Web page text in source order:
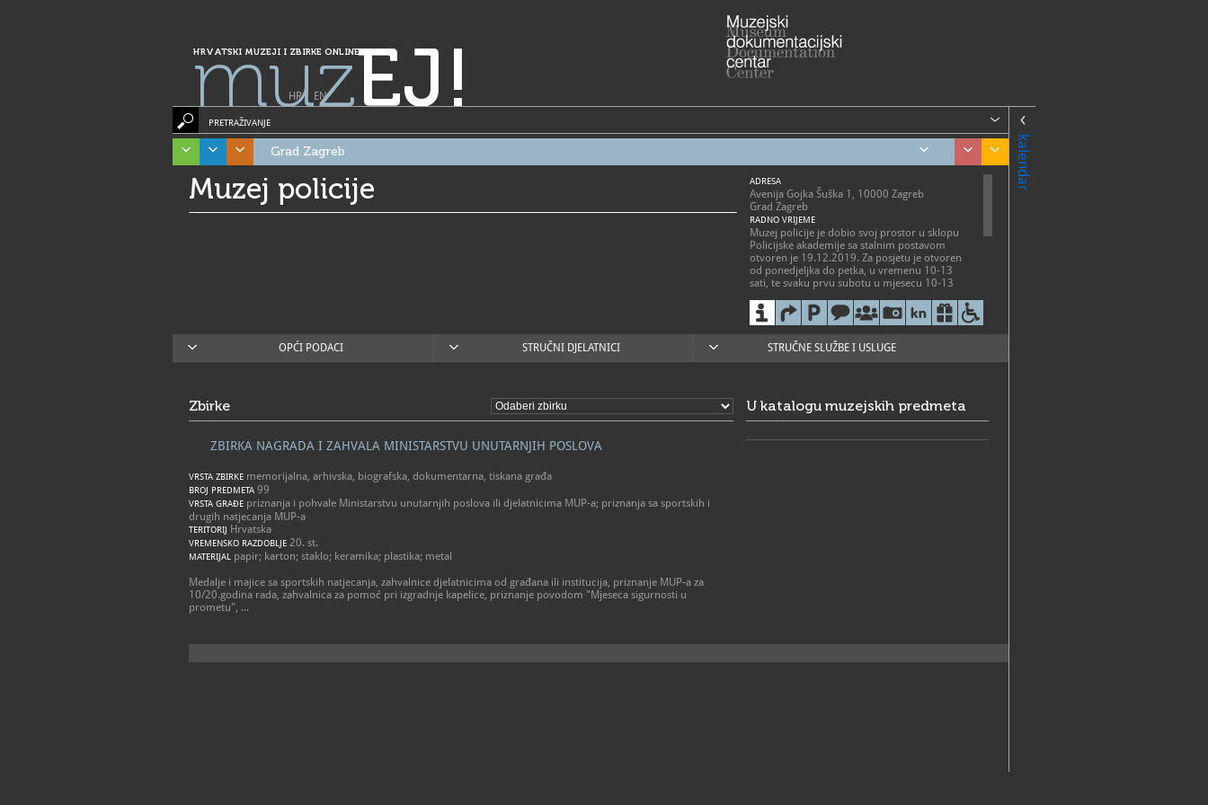
HRVATSKI MUZEJI I ZBIRKE ONLINE
muzEJ!
HR| EN
kalendar
PRETRAŽIVANJE
Grad Zagreb
Muzej policije ADRESA
Avenija Gojka Šuška 1, 10000 Zagreb
Grad Zagreb
RADNO VRIJEME
Muzej policije je dobio svoj prostor u sklopu
Policijske akademije sa stalnim postavom
otvoren je 19.12.2019. Za posjetu je otvoren
od ponedjeljka do petka, u vremenu 10-13
sati, te svaku prvu subotu u mjesecu 10-13
Državnim praznicima i blagdanima je
zatvoren.
T
01/2426-318, 01/ 2426-551, 01/2426-
552
01/2426294
OPĆI PODACI STRUČNI DJELATNICI STRUČNE SLUŽBE I USLUGE
Zbirke
ZBIRKA NAGRADA I ZAHVALA MINISTARSTVU UNUTARNJIH POSLOVA
VRSTA ZBIRKE memorijalna, arhivska, biografska, dokumentarna, tiskana građa
BROJ PREDMETA 99
VRSTA GRAĐE priznanja i pohvale Ministarstvu unutarnjih poslova ili djelatnicima MUP-a; priznanja sa sportskih i
drugih natjecanja MUP-a
TERITORIJ Hrvatska
VREMENSKO RAZDOBLJE 20. st.
MATERIJAL papir; karton; staklo; keramika; plastika; metal
Medalje i majice sa sportskih natjecanja, zahvalnice djelatnicima od građana ili institucija, priznanje MUP-a za
10/20.godina rada, zahvalnica za pomoć pri izgradnje kapelice, priznanje povodom "Mjeseca sigurnosti u
prometu", ...
U katalogu muzejskih predmeta